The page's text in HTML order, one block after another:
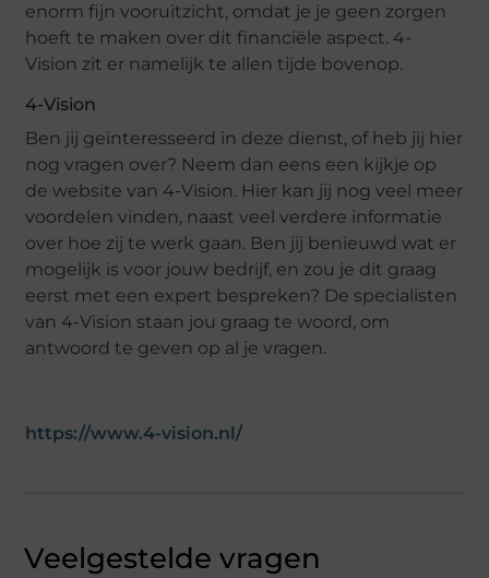
enorm fijn vooruitzicht, omdat je je geen zorgen
hoeft te maken over dit financiële aspect. 4-
Vision zit er namelijk te allen tijde bovenop.
4-Vision
Ben jij geïnteresseerd in deze dienst, of heb jij hier
nog vragen over? Neem dan eens een kijkje op
de website van 4-Vision. Hier kan jij nog veel meer
voordelen vinden, naast veel verdere informatie
over hoe zij te werk gaan. Ben jij benieuwd wat er
mogelijk is voor jouw bedrijf, en zou je dit graag
eerst met een expert bespreken? De specialisten
van 4-Vision staan jou graag te woord, om
antwoord te geven op al je vragen.
https://www.4-vision.nl/
Veelgestelde vragen